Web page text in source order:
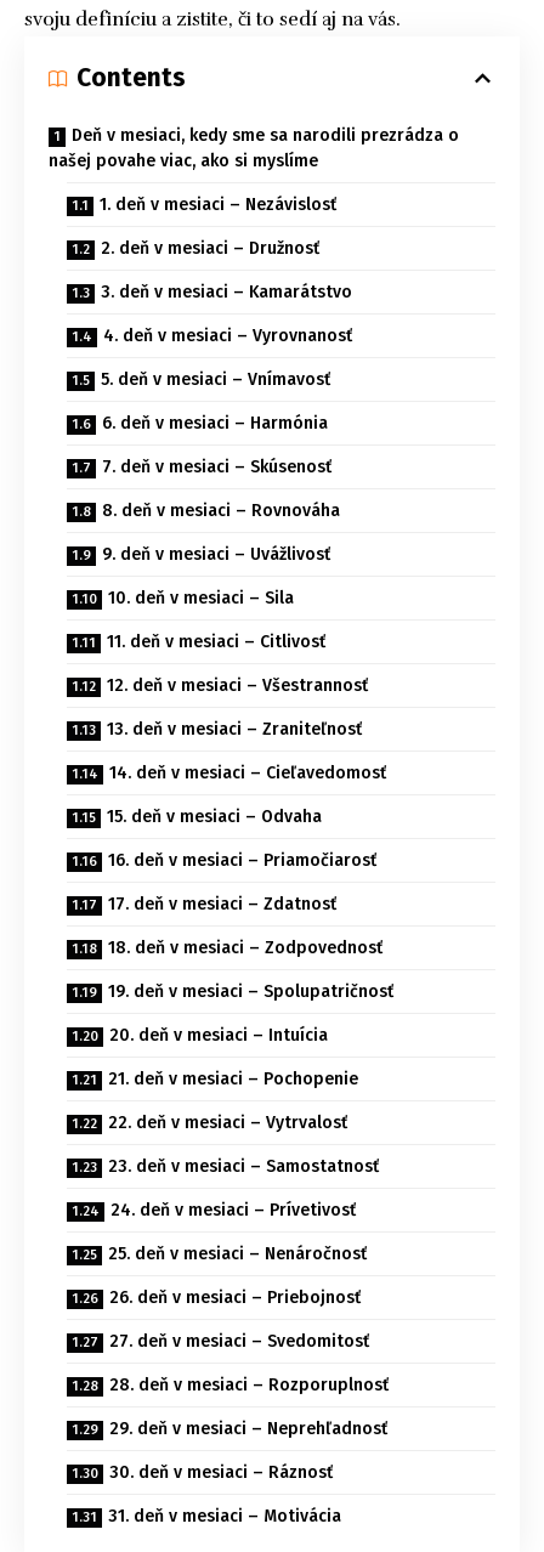
svoju definíciu a zistite, či to sedí aj na vás.
Contents
Deň v mesiaci, kedy sme sa narodili prezrádza o
našej povahe viac, ako si myslíme
1. deň v mesiaci – Nezávislosť
2. deň v mesiaci – Družnosť
3. deň v mesiaci – Kamarátstvo
4. deň v mesiaci – Vyrovnanosť
5. deň v mesiaci – Vnímavosť
6. deň v mesiaci – Harmónia
7. deň v mesiaci – Skúsenosť
8. deň v mesiaci – Rovnováha
9. deň v mesiaci – Uvážlivosť
10. deň v mesiaci – Sila
11. deň v mesiaci – Citlivosť
12. deň v mesiaci – Všestrannosť
13. deň v mesiaci – Zraniteľnosť
14. deň v mesiaci – Cieľavedomosť
15. deň v mesiaci – Odvaha
16. deň v mesiaci – Priamočiarosť
17. deň v mesiaci – Zdatnosť
18. deň v mesiaci – Zodpovednosť
19. deň v mesiaci – Spolupatričnosť
20. deň v mesiaci – Intuícia
21. deň v mesiaci – Pochopenie
22. deň v mesiaci – Vytrvalosť
23. deň v mesiaci – Samostatnosť
24. deň v mesiaci – Prívetivosť
25. deň v mesiaci – Nenáročnosť
26. deň v mesiaci – Priebojnosť
27. deň v mesiaci – Svedomitosť
28. deň v mesiaci – Rozporuplnosť
29. deň v mesiaci – Neprehľadnosť
30. deň v mesiaci – Ráznosť
31. deň v mesiaci – Motivácia